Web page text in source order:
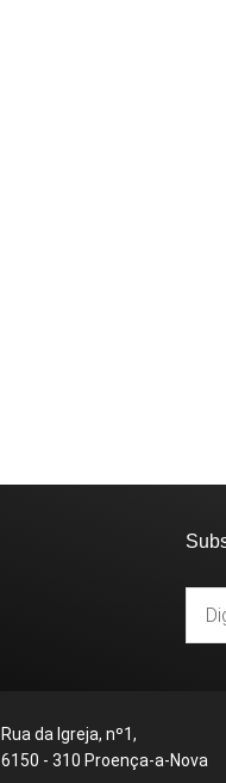
Rua da Igreja, nº1,
6150 - 310 Proença-a-Nova